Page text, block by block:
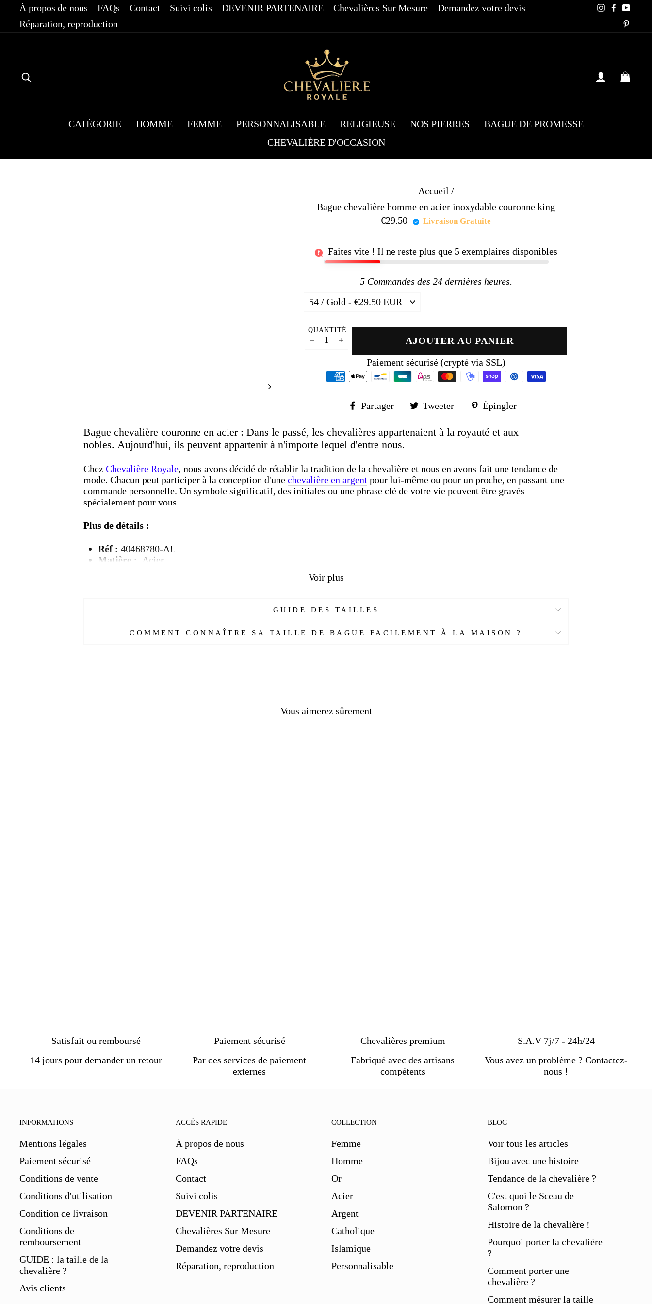
□
Passer
contenu
À propos de nous FAQs Contact Suivi colis DEVENIR PARTENAIRE Chevalières Sur Mesure
Demandez votre devis
Réparation, reproduction
Instagram
SE
CATÉGORIE HOMME FEMME PERSONNALISABLE RELIGIEUSE NOS PIERRES
BAGUE DE PROMESSE
CHEVALIÈRE D'OCCASION
Accueil /
Bague chevalière homme en acier inoxydable couronne king
€29.50 PrixLivraison Gratuite
Faites vite ! Il ne reste plus que 5 exemplaires disponibles
5Commandes des 24 dernières heures.
QUANTITÉ
AJOUTER AU PANIER
Paiement sécurisé (crypté via SSL)
Partager
Partager
Facebook
Tweeter
Tweeter
Twitter
Épingler
Bague chevalière couronne en acier : Dans le passé, les chevalières appartenaient à la royauté et aux
nobles. Aujourd'hui, ils peuvent appartenir à n'importe lequel d'entre nous.
Chez Chevalière Royale, nous avons décidé de rétablir la tradition de la chevalière et nous en avons fait une tendance de
mode. Chacun peut participer à la conception d'une chevalière en argent pour lui-même ou pour un proche, en passant une
commande personnelle. Un symbole significatif, des initiales ou une phrase clé de votre vie peuvent être gravés
spécialement pour vous.
Plus de détails :
Réf : 40468780-AL
Matière :
Acier
LivraisonOFFERTE
Voir plus
GUIDE DES TAILLES
COMMENT CONNAÎTRE SA TAILLE DE BAGUE FACILEMENT À LA MAISON ?
Vous aimerez sûrement
Satisfait ou remboursé
14 jours pour demander un retour
Paiement sécurisé
Par des services de paiement
externes
Chevalières premium
Fabriqué avec des artisans
compétents
S.A.V 7j/7 - 24h/24
Vous avez un problème ? Contactez-
nous !
INFORMATIONS
Mentions légales
Paiement sécurisé
Conditions de vente
Conditions d'utilisation
Condition de livraison
Conditions de
remboursement
GUIDE : la taille de la
chevalière ?
Avis clients
ACCÈS RAPIDE
À propos de nous
FAQs
Contact
Suivi colis
DEVENIR PARTENAIRE
Chevalières Sur Mesure
Demandez votre devis
Réparation, reproduction
COLLECTION
Femme
Homme
Or
Acier
Argent
Catholique
Islamique
Personnalisable
BLOG
Voir tous les articles
Bijou avec une histoire
Tendance de la chevalière ?
C'est quoi le Sceau de
Salomon ?
Histoire de la chevalière !
Pourquoi porter la chevalière
?
Comment porter une
chevalière ?
Comment mésurer la taille